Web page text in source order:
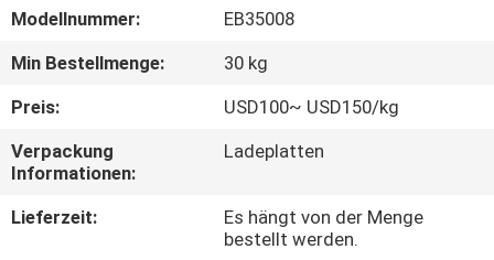
FABRIK-
AUSFLUG
QUALITÄTSKONTROLLE
TRETEN
Modellnummer:
EB35008
Min Bestellmenge:
30 kg
Preis:
USD100~ USD150/kg
Verpackung
Informationen:
Ladeplatten
Lieferzeit:
Es hängt von der Menge
bestellt werden.